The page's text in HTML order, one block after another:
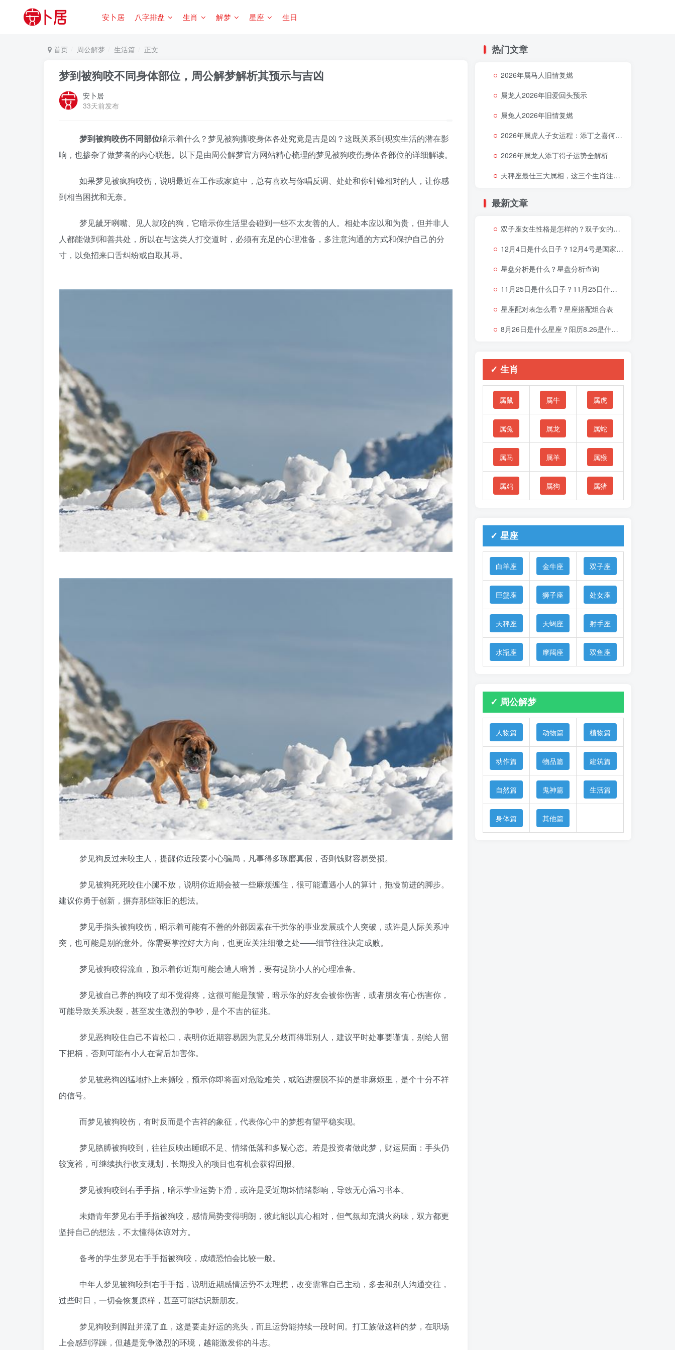
安卜居 八字排盘 生肖 解梦 星座 生日
首页 周公解梦 生活篇 正文
梦到被狗咬不同身体部位，周公解梦解析其预示与吉凶
安卜居
33天前发布
梦到被狗咬伤不同部位暗示着什么？梦见被狗撕咬身体各处究竟是吉是凶？这既关系到现实生活的潜在影
响，也掺杂了做梦者的内心联想。以下是由周公解梦官方网站精心梳理的梦见被狗咬伤身体各部位的详细解读。
如果梦见被疯狗咬伤，说明最近在工作或家庭中，总有喜欢与你唱反调、处处和你针锋相对的人，让你感
到相当困扰和无奈。
梦见龇牙咧嘴、见人就咬的狗，它暗示你生活里会碰到一些不太友善的人。相处本应以和为贵，但并非人
人都能做到和善共处，所以在与这类人打交道时，必须有充足的心理准备，多注意沟通的方式和保护自己的分
寸，以免招来口舌纠纷或自取其辱。
梦见狗反过来咬主人，提醒你近段要小心骗局，凡事得多琢磨真假，否则钱财容易受损。
梦见被狗死死咬住小腿不放，说明你近期会被一些麻烦缠住，很可能遭遇小人的算计，拖慢前进的脚步。
建议你勇于创新，摒弃那些陈旧的想法。
梦见手指头被狗咬伤，昭示着可能有不善的外部因素在干扰你的事业发展或个人突破，或许是人际关系冲
突，也可能是别的意外。你需要掌控好大方向，也更应关注细微之处——细节往往决定成败。
梦见被狗咬得流血，预示着你近期可能会遭人暗算，要有提防小人的心理准备。
梦见被自己养的狗咬了却不觉得疼，这很可能是预警，暗示你的好友会被你伤害，或者朋友有心伤害你，
可能导致关系决裂，甚至发生激烈的争吵，是个不吉的征兆。
梦见恶狗咬住自己不肯松口，表明你近期容易因为意见分歧而得罪别人，建议平时处事要谨慎，别给人留
下把柄，否则可能有小人在背后加害你。
梦见被恶狗凶猛地扑上来撕咬，预示你即将面对危险难关，或陷进摆脱不掉的是非麻烦里，是个十分不祥
的信号。
而梦见被狗咬伤，有时反而是个吉祥的象征，代表你心中的梦想有望平稳实现。
梦见胳膊被狗咬到，往往反映出睡眠不足、情绪低落和多疑心态。若是投资者做此梦，财运层面：手头仍
较宽裕，可继续执行收支规划，长期投入的项目也有机会获得回报。
梦见被狗咬到右手手指，暗示学业运势下滑，或许是受近期坏情绪影响，导致无心温习书本。
未婚青年梦见右手手指被狗咬，感情局势变得明朗，彼此能以真心相对，但气氛却充满火药味，双方都更
坚持自己的想法，不太懂得体谅对方。
备考的学生梦见右手手指被狗咬，成绩恐怕会比较一般。
中年人梦见被狗咬到右手手指，说明近期感情运势不太理想，改变需靠自己主动，多去和别人沟通交往，
过些时日，一切会恢复原样，甚至可能结识新朋友。
梦见狗咬到脚趾并流了血，这是要走好运的兆头，而且运势能持续一段时间。打工族做这样的梦，在职场
上会感到浮躁，但越是竞争激烈的环境，越能激发你的斗志。
热门文章
2026年属马人旧情复燃
属龙人2026年旧爱回头预示
属兔人2026年旧情复燃
2026年属虎人子女运程：添丁之喜何时降临
2026年属龙人添丁得子运势全解析
天秤座最佳三大属相，这三个生肖注定让天秤座好运连连
最新文章
双子座女生性格是怎样的？双子女的性格与脾气
12月4日是什么日子？12月4号是国家宪法日吗？
星盘分析是什么？星盘分析查询
11月25日是什么日子？11月25日什么星座
星座配对表怎么看？星座搭配组合表
8月26日是什么星座？阳历8.26是什么星座
✓ 生肖
属鼠 属牛 属虎
属兔 属龙 属蛇
属马 属羊 属猴
属鸡 属狗 属猪
✓ 星座
白羊座 金牛座 双子座
巨蟹座 狮子座 处女座
天秤座 天蝎座 射手座
水瓶座 摩羯座 双鱼座
✓ 周公解梦
人物篇 动物篇 植物篇
动作篇 物品篇 建筑篇
自然篇 鬼神篇 生活篇
身体篇 其他篇